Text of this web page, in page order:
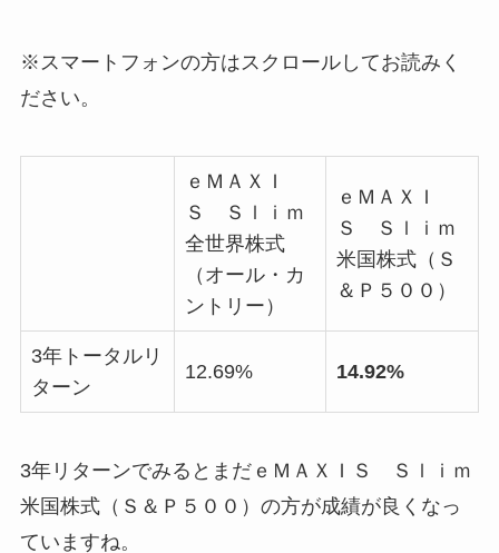
※スマートフォンの方はスクロールしてお読みく
ださい。
ｅＭＡＸＩ
Ｓ Ｓｌｉｍ
全世界株式
（オール・カ
ントリー）
ｅＭＡＸＩ
Ｓ Ｓｌｉｍ
米国株式（Ｓ
＆Ｐ５００）
3年トータルリ
ターン
12.69% 14.92%
3年リターンでみるとまだｅＭＡＸＩＳ Ｓｌｉｍ
米国株式（Ｓ＆Ｐ５００）の方が成績が良くなっ
ていますね。